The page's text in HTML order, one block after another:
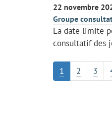
22 novembre
Groupe
La date limite
consultatif des
1 2 3